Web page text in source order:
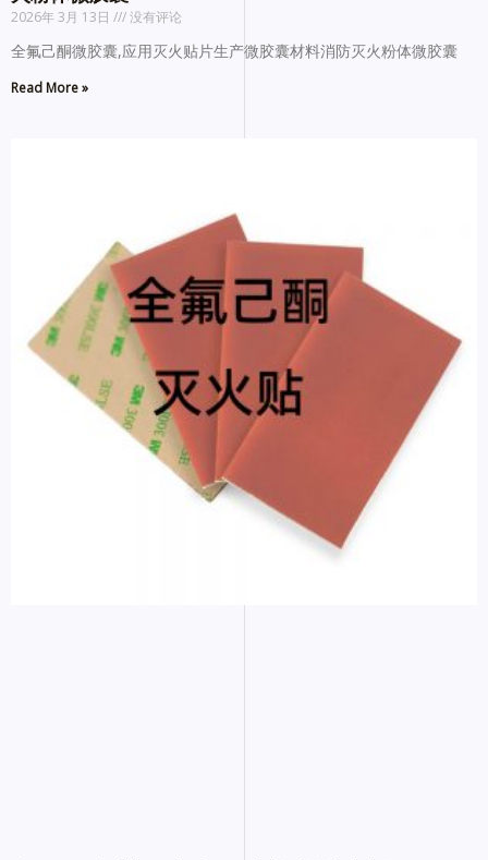
2026年 3月 13日 没有评论
全氟己酮微胶囊,应用灭火贴片生产微胶囊材料消防灭火粉体微胶囊
Read More »